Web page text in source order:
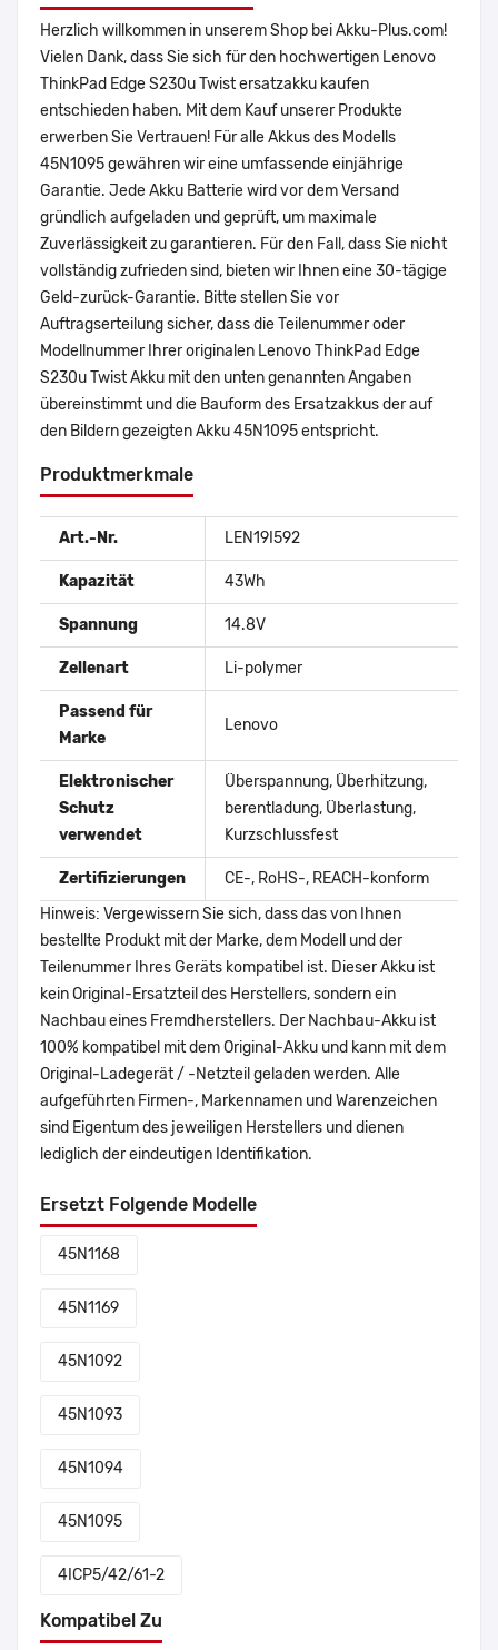
Herzlich willkommen in unserem Shop bei Akku-Plus.com!
Vielen Dank, dass Sie sich für den hochwertigen Lenovo
ThinkPad Edge S230u Twist ersatzakku kaufen
entschieden haben. Mit dem Kauf unserer Produkte
erwerben Sie Vertrauen! Für alle Akkus des Modells
45N1095 gewähren wir eine umfassende einjährige
Garantie. Jede Akku Batterie wird vor dem Versand
gründlich aufgeladen und geprüft, um maximale
Zuverlässigkeit zu garantieren. Für den Fall, dass Sie nicht
vollständig zufrieden sind, bieten wir Ihnen eine 30-tägige
Geld-zurück-Garantie. Bitte stellen Sie vor
Auftragserteilung sicher, dass die Teilenummer oder
Modellnummer Ihrer originalen Lenovo ThinkPad Edge
S230u Twist Akku mit den unten genannten Angaben
übereinstimmt und die Bauform des Ersatzakkus der auf
den Bildern gezeigten Akku 45N1095 entspricht.
Produktmerkmale
Art.-Nr. LEN19I592
Kapazität 43Wh
Spannung 14.8V
Zellenart Li-polymer
Passend für
Marke
Lenovo
Elektronischer
Schutz
verwendet
Überspannung, Überhitzung,
berentladung, Überlastung,
Kurzschlussfest
Zertifizierungen
CE-, RoHS-, REACH-konform
Hinweis: Vergewissern Sie sich, dass das von Ihnen
bestellte Produkt mit der Marke, dem Modell und der
Teilenummer Ihres Geräts kompatibel ist. Dieser Akku ist
kein Original-Ersatzteil des Herstellers, sondern ein
Nachbau eines Fremdherstellers. Der Nachbau-Akku ist
100% kompatibel mit dem Original-Akku und kann mit dem
Original-Ladegerät / -Netzteil geladen werden. Alle
aufgeführten Firmen-, Markennamen und Warenzeichen
sind Eigentum des jeweiligen Herstellers und dienen
lediglich der eindeutigen Identifikation.
Ersetzt Folgende Modelle
45N1168
45N1169
45N1092
45N1093
45N1094
45N1095
4ICP5/42/61-2
Kompatibel Zu